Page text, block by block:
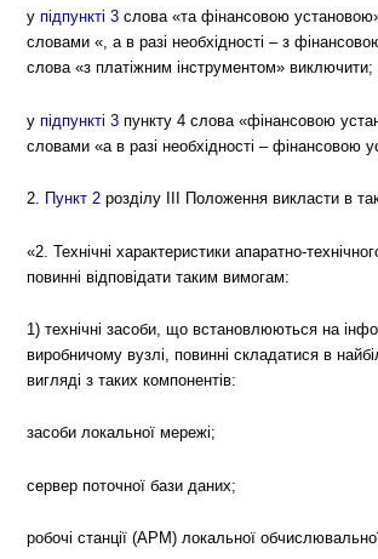
упідпункті 3 слова «та фінансовою
словами «, а в разі необхідності – з
слова «з платіжним інструментом» виключити;
упідпункті 3 пункту 4 слова «фінансовою
словами «а в разі необхідності – фінансовою
2. Пункт 2 розділу ІІІ Положення викласти в
«2. Технічні характеристики апаратно-
повинні відповідати таким вимогам:
1) технічні засоби, що встановлюються на
виробничому вузлі, повинні складатися в
вигляді з таких компонентів:
засоби локальної мережі;
сервер поточної бази даних;
робочі станції (АРМ) локальної